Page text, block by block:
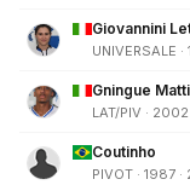
Giovannini
UNIVERSALE
Gningue
LAT/PIV ·
Coutinho
PIVOT · 1987